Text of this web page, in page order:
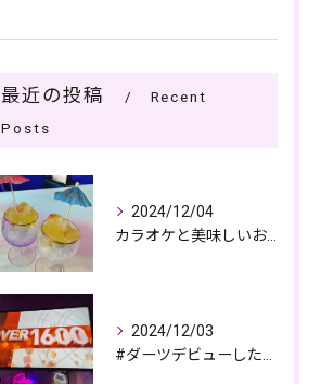
最近の投稿
Recent
Posts
2024/12/04
2024/12/03